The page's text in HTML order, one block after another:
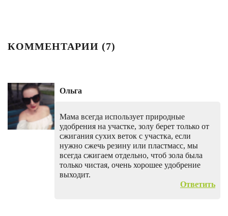
КОММЕНТАРИИ (7)
Ольга
Мама всегда использует природные
удобрения на участке, золу берет только от
сжигания сухих веток с участка, если
нужно сжечь резину или пластмасс, мы
всегда сжигаем отдельно, чтоб зола была
только чистая, очень хорошее удобрение
выходит.
Ответить